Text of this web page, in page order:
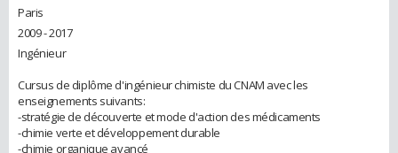
Paris
2009 - 2017
Ingénieur
Cursus de diplôme d'ingénieur chimiste du CNAM avec les
enseignements suivants:
-stratégie de découverte et mode d'action des médicaments
-chimie verte et développement durable
-chimie organique avancé